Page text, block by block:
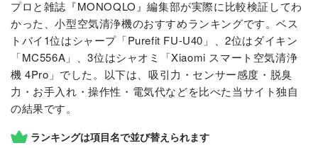
プロと雑誌『MONOQLO』編集部が実際に比較検証してわ
かった、小型空気清浄機のおすすめランキングです。ベス
トバイ1位はシャープ「Purefit FU-U40」、2位はダイキン
「MC556A」、3位はシャオミ「Xiaomi スマート空気清浄
機 4Pro」でした。以下は、吸引力・センサー感度・脱臭
力・お手入れ・操作性・電気代などを比べた当サイト独自
の結果です。
ランキングは項目名で並び替えられます